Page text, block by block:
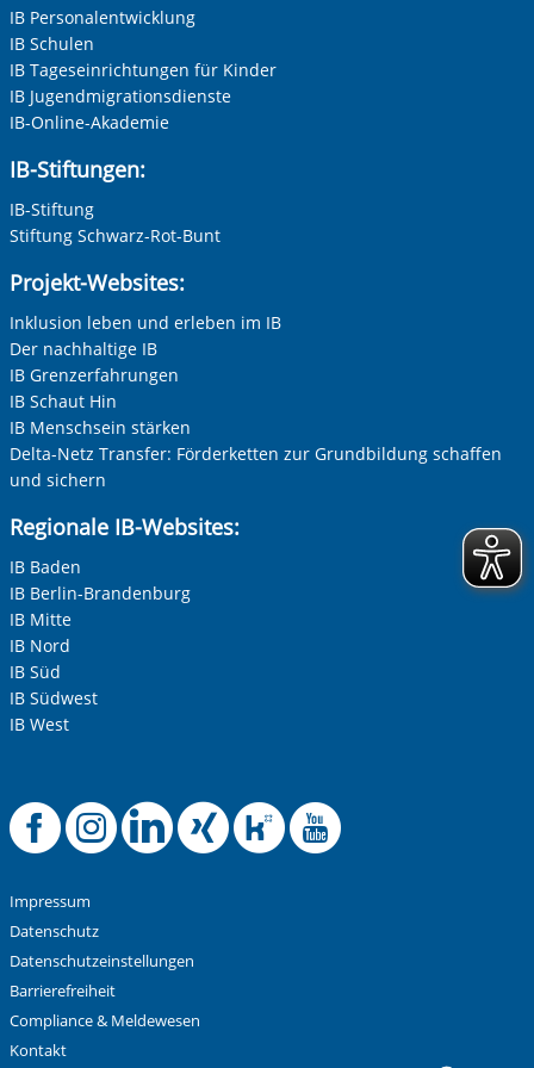
IB Personalentwicklung
IB Schulen
IB Tageseinrichtungen für Kinder
IB Jugendmigrationsdienste
IB-Online-Akademie
IB-Stiftungen:
IB-Stiftung
Stiftung Schwarz-Rot-Bunt
Projekt-Websites:
Inklusion leben und erleben im IB
Der nachhaltige IB
IB Grenzerfahrungen
IB Schaut Hin
IB Menschsein stärken
Delta-Netz Transfer: Förderketten zur Grundbildung schaffen
und sichern
Regionale IB-Websites:
IB Baden
IB Berlin-Brandenburg
IB Mitte
IB Nord
IB Süd
IB Südwest
IB West
Offizielle
Offizielle
Offizielle
Offizielle
Offizielle
Impressum
Datenschutz
Datenschutzeinstellungen
Barrierefreiheit
Compliance & Meldewesen
Kontakt